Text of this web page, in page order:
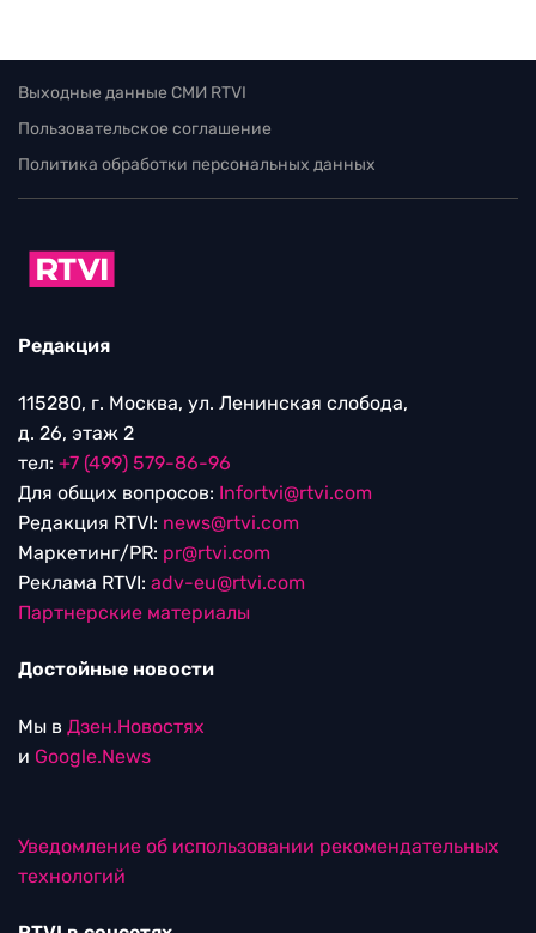
Выходные данные СМИ RTVI
Пользовательское соглашение
Политика обработки персональных данных
Редакция
115280, г. Москва, ул. Ленинская слобода,
д. 26, этаж 2
тел: +7 (499) 579-86-96
Для общих вопросов: Infortvi@rtvi.com
Редакция RTVI: news@rtvi.com
Маркетинг/PR: pr@rtvi.com
Реклама RTVI: adv-eu@rtvi.com
Партнерские материалы
Достойные новости
Мы в Дзен.Новостях
и Google.News
Уведомление об использовании рекомендательных
технологий